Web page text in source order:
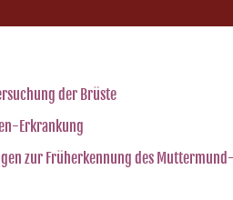
der Brüste
Erkrankung
zur Früherkennung des